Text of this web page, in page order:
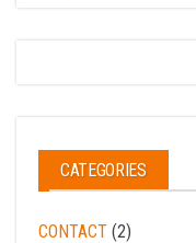
CATEGORIES
CONTACT (2)